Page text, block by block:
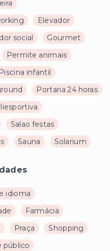
Elevador
social
Gourmet
Permite animais
Piscina infantil
Portaria 24 horas
Salao festas
Sauna Solarium
idioma
Farmácia
Praça
Shopping
público